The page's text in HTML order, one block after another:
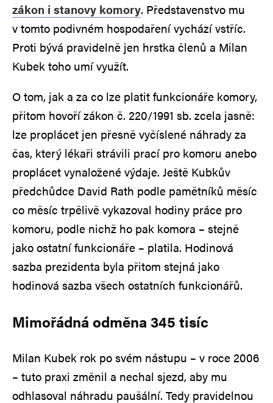
zákon i stanovy komory. Představenstvo mu
v tomto podivném hospodaření vychází vstříc.
Proti bývá pravidelně jen hrstka členů a Milan
Kubek toho umí využít.
O tom, jak a za co lze platit funkcionáře komory,
přitom hovoří zákon č. 220/1991 sb. zcela jasně:
lze proplácet jen přesně vyčíslené náhrady za
čas, který lékaři strávili prací pro komoru anebo
proplácet vynaložené výdaje. Ještě Kubkův
předchůdce David Rath podle pamětníků měsíc
co měsíc trpělivě vykazoval hodiny práce pro
komoru, podle nichž ho pak komora – stejně
jako ostatní funkcionáře – platila. Hodinová
sazba prezidenta byla přitom stejná jako
hodinová sazba všech ostatních funkcionářů.
Mimořádná odměna 345 tisíc
Milan Kubek rok po svém nástupu – v roce 2006
– tuto praxi změnil a nechal sjezd, aby mu
odhlasoval náhradu paušální. Tedy pravidelnou